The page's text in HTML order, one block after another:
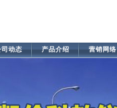
司动态 产品介绍 营销网络